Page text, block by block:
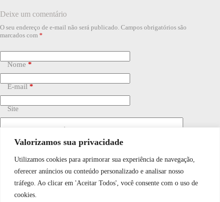
Valorizamos sua privacidade
Utilizamos cookies para aprimorar sua experiência de navegação,
oferecer anúncios ou conteúdo personalizado e analisar nosso
tráfego. Ao clicar em 'Aceitar Todos', você consente com o uso de
cookies.
Deixe um comentário
O seu endereço de e-mail não será publicado. Campos obrigatórios são
marcados com *
Nome *
E-mail *
Site
Adicionar comentário
WhatsApp JF Tech